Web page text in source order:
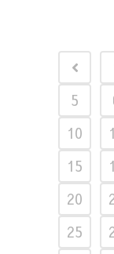
5
10
15
20
25